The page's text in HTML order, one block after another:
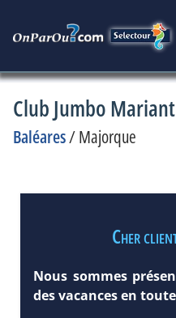
Club Jumbo
Baléares/Majorque
Cher
Nous sommes
des vacances en